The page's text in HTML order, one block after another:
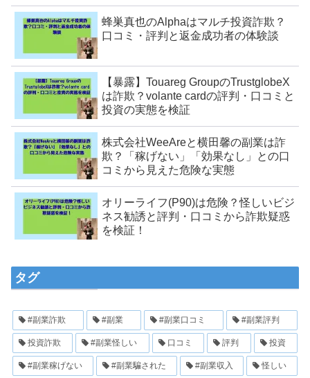
蜂巣真也のAlphaはマルチ投資詐欺？
口コミ・評判と返金成功者の体験談
【暴露】Touareg GroupのTrustglobeX
は詐欺？volante cardの評判・口コミと
投資の実態を検証
株式会社WeeAreと横田馨の副業は詐
欺？「稼げない」「効果なし」との口
コミから見えた危険な実態
オリーライフ(P90)は危険？怪しいビジ
ネス勧誘と評判・口コミから詐欺疑惑
を検証！
タグ
#副業詐欺 #副業 #副業口コミ #副業評判
投資詐欺 #副業怪しい 口コミ 評判 投資
#副業稼げない #副業騙された #副業収入 怪しい